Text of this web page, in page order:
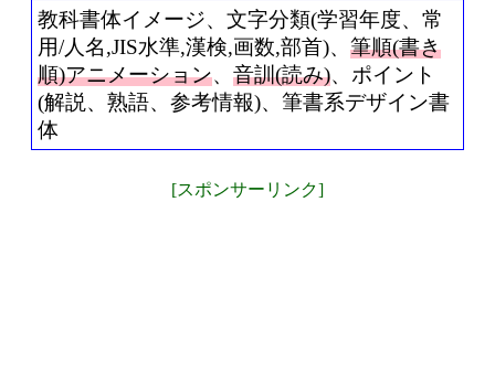
教科書体イメージ、文字分類(学習年度、常
用/人名,JIS水準,漢検,画数,部首)、 筆順(書き
順)アニメーション、 音訓(読み)、ポイント
(解説、熟語、参考情報)、筆書系デザイン書
体
[スポンサーリンク]